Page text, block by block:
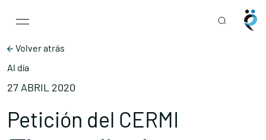
Main Navigation
Volver atrás
Al día
27 ABRIL 2020
Petición del CERMI